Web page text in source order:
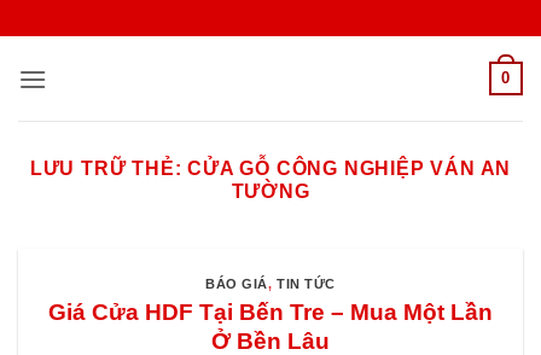
nội
0
LƯU TRỮ THẺ:CỬA GỖ CÔNG NGHIỆP VÁN AN
TƯỜNG
BÁO GIÁ,TIN TỨC
Giá Cửa HDF Tại Bến Tre – Mua Một Lần
Ở Bền Lâu